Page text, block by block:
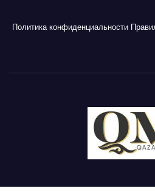
Политика конфиденциальности